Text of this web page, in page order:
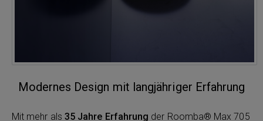
Modernes Design mit langjähriger Erfahrung
Mit mehr als 35 Jahre Erfahrung der Roomba® Max 705